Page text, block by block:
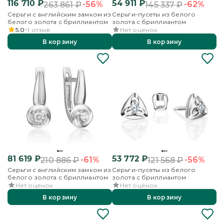
116 710 ₽263 861₽-56%
Серьги с английским замком из
белого золота с бриллиантом
5.0 1 отзыв
В корзину
54 911 ₽145 337₽-62%
Серьги-пусеты из белого
золота с бриллиантом
Нет оценок
В корзину
81 619₽210 886₽-61%
Серьги с английским замком из
белого золота с бриллиантом
Нет оценок
В корзину
53 772₽121 568₽-56%
Серьги-пусеты из белого
золота с бриллиантом
Нет оценок
В корзину